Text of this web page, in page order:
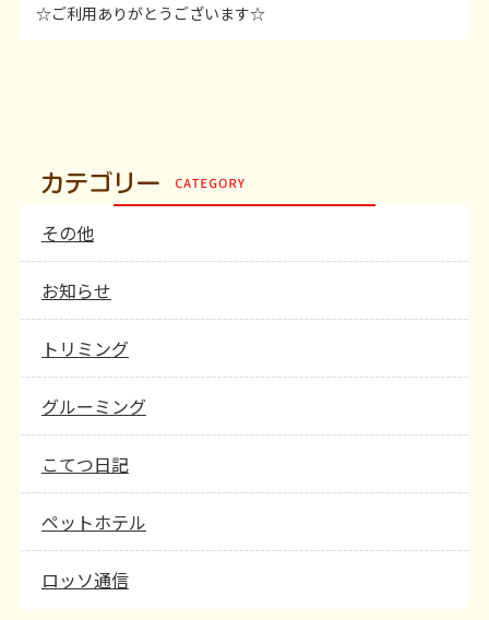
☆ご利用ありがとうございます☆
その他
お知らせ
トリミング
グルーミング
こてつ日記
ペットホテル
ロッソ通信